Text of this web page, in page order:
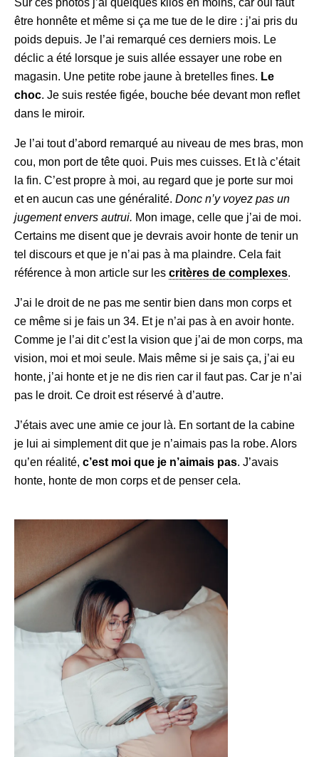
être honnête et même si ça me tue de le dire : j’ai pris du
poids depuis. Je l’ai remarqué ces derniers mois. Le
déclic a été lorsque je suis allée essayer une robe en
magasin. Une petite robe jaune à bretelles fines. Le
choc. Je suis restée figée, bouche bée devant mon reflet
dans le miroir.
Je l’ai tout d’abord remarqué au niveau de mes bras, mon
cou, mon port de tête quoi. Puis mes cuisses. Et là c’était
la fin. C’est propre à moi, au regard que je porte sur moi
et en aucun cas une généralité. Donc n’y voyez pas un
jugement envers autrui. Mon image, celle que j’ai de moi.
Certains me disent que je devrais avoir honte de tenir un
tel discours et que je n’ai pas à ma plaindre. Cela fait
référence à mon article sur les critères de complexes.
J’ai le droit de ne pas me sentir bien dans mon corps et
ce même si je fais un 34. Et je n’ai pas à en avoir honte.
Comme je l’ai dit c’est la vision que j’ai de mon corps, ma
vision, moi et moi seule. Mais même si je sais ça, j’ai eu
honte, j’ai honte et je ne dis rien car il faut pas. Car je n’ai
pas le droit. Ce droit est réservé à d’autre.
J’étais avec une amie ce jour là. En sortant de la cabine
je lui ai simplement dit que je n’aimais pas la robe. Alors
qu’en réalité, c’est moi que je n’aimais pas. J’avais
honte, honte de mon corps et de penser cela.